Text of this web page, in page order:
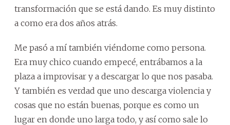
transformación que se está dando. Es muy distinto
a como era dos años atrás.
Me pasó a mí también viéndome como persona.
Era muy chico cuando empecé, entrábamos a la
plaza a improvisar y a descargar lo que nos pasaba.
Y también es verdad que uno descarga violencia y
cosas que no están buenas, porque es como un
lugar en donde uno larga todo, y así como sale lo